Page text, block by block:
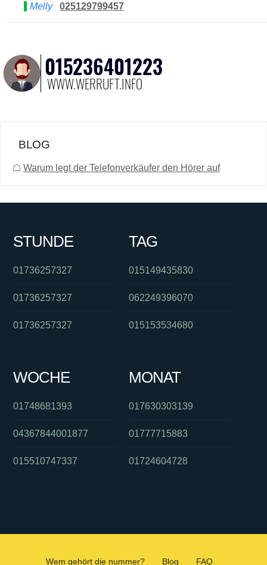
Melly
025129799457
BLOG
☖ Warum legt der Telefonverkäufer den Hörer auf
STUNDE
01736257327
01736257327
01736257327
TAG
015149435830
062249396070
015153534680
WOCHE
01748681393
04367844001877
015510747337
MONAT
017630303139
01777715883
01724604728
Wem gehört die nummer? Blog FAQ